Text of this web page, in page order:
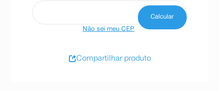
Não sei meu CEP
Compartilhar produto